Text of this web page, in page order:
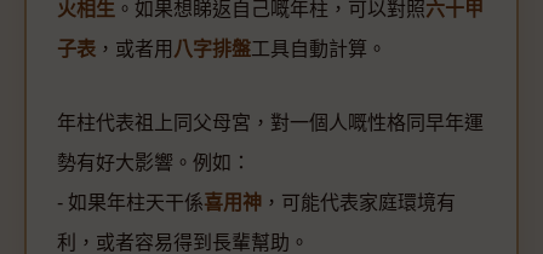
火相生 。如果想睇返自己嘅年柱，可以對照六十甲
子表 ，或者用 八字排盤工具自動計算。
年柱代表祖上同父母宮，對一個人嘅性格同早年運
勢有好大影響。例如：
- 如果年柱天干係喜用神 ，可能代表家庭環境有
利，或者容易得到長輩幫助。